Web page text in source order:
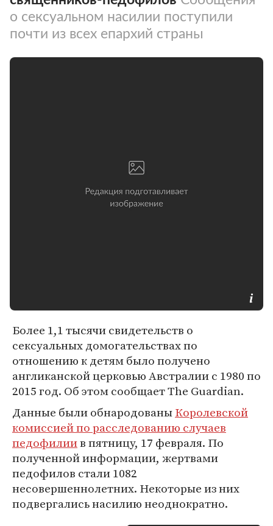
о сексуальном насилии поступили
почти из всех епархий страны
Более 1,1 тысячи свидетельств о
сексуальных домогательствах по
отношению к детям было получено
англиканской церковью Австралии с 1980 по
2015 год. Об этом сообщает The Guardian.
Данные были обнародованыКоролевской
комиссией по расследованию случаев
педофилиив пятницу, 17 февраля. По
полученной информации, жертвами
педофилов стали 1082
несовершеннолетних. Некоторые из них
подвергались насилию неоднократно.